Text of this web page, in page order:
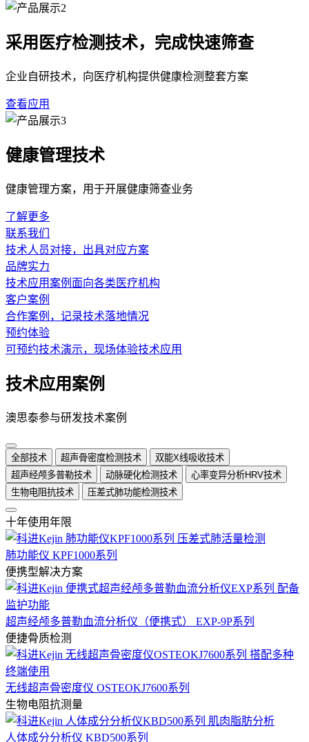
采用医疗检测技术，完成快速筛查
企业自研技术，向医疗机构提供健康检测整套方案
查看应用
健康管理技术
健康管理方案，用于开展健康筛查业务
了解更多
联系我们
技术人员对接，出具对应方案
品牌实力
技术应用案例面向各类医疗机构
客户案例
合作案例，记录技术落地情况
预约体验
可预约技术演示，现场体验技术应用
技术应用案例
澳思泰参与研发技术案例
全部技术 超声骨密度检测技术
双能X线吸收技术
超声经颅多普勒技术
动脉硬化检测技术
心率变异分析HRV技术
生物电阻抗技术
压差式肺功能检测技术
十年使用年限
肺功能仪 KPF1000系列
便携型解决方案
超声经颅多普勒血流分析仪（便携式） EXP-9P系列
便捷骨质检测
无线超声骨密度仪 OSTEOKJ7600系列
生物电阻抗测量
人体成分分析仪 KBD500系列